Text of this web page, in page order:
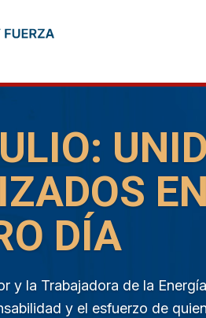
EN
DÍA
y la Trabajadora de la
y el esfuerzo de